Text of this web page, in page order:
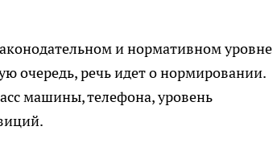
и нормативном уровне
очередь, речь идет о нормировании.
машины, телефона, уровень